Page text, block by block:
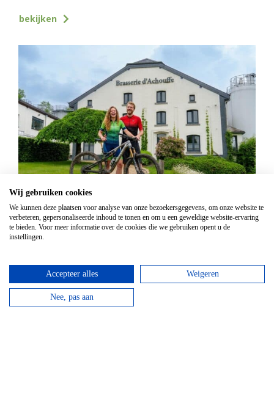
bekijken
Mountainbike Chouffe route 18 km
Vanaf€34,95
Huur een mountainbike voor een halve dag en fiets
bekijken
Top hotels
Wij gebruiken cookies
We kunnen deze plaatsen voor analyse van onze bezoekersgegevens, om onze website te
verbeteren, gepersonaliseerde inhoud te tonen en om u een geweldige website-ervaring
te bieden. Voor meer informatie over de cookies die we gebruiken opent u de
instellingen.
Accepteer alles Weigeren
Nee, pas aan